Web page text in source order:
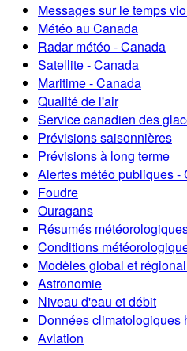
Messages sur le temps
Météo au Canada
Radar météo - Canada
Satellite - Canada
Maritime - Canada
Qualité de l'air
Service canadien des
Prévisions saisonnières
Prévisions à long terme
Alertes météo publiques -
Foudre
Ouragans
Résumés
Conditions
Modèles global et
Astronomie
Niveau d'eau et débit
Données climatologiques
Aviation